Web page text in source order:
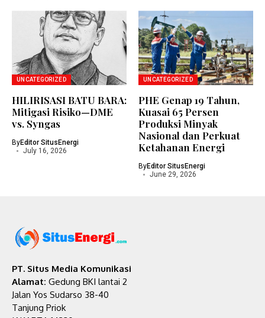
UNCATEGORIZED
HILIRISASI BATU BARA:
Mitigasi Risiko—DME
vs. Syngas
ByEditor SitusEnergi
July 16, 2026
UNCATEGORIZED
PHE Genap 19 Tahun,
Kuasai 65 Persen
Produksi Minyak
Nasional dan Perkuat
Ketahanan Energi
ByEditor SitusEnergi
June 29, 2026
PT. Situs Media Komunikasi
Alamat: Gedung BKI lantai 2
Jalan Yos Sudarso 38-40
Tanjung Priok